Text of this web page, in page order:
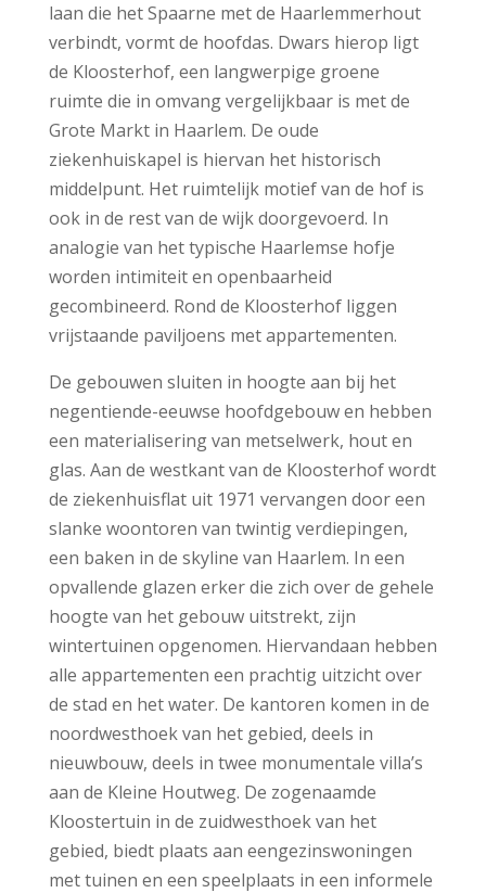
laan die het Spaarne met de Haarlemmerhout
verbindt, vormt de hoofdas. Dwars hierop ligt
de Kloosterhof, een langwerpige groene
ruimte die in omvang vergelijkbaar is met de
Grote Markt in Haarlem. De oude
ziekenhuiskapel is hiervan het historisch
middelpunt. Het ruimtelijk motief van de hof is
ook in de rest van de wijk doorgevoerd. In
analogie van het typische Haarlemse hofje
worden intimiteit en openbaarheid
gecombineerd. Rond de Kloosterhof liggen
vrijstaande paviljoens met appartementen.
De gebouwen sluiten in hoogte aan bij het
negentiende-eeuwse hoofdgebouw en hebben
een materialisering van metselwerk, hout en
glas. Aan de westkant van de Kloosterhof wordt
de ziekenhuisflat uit 1971 vervangen door een
slanke woontoren van twintig verdiepingen,
een baken in de skyline van Haarlem. In een
opvallende glazen erker die zich over de gehele
hoogte van het gebouw uitstrekt, zijn
wintertuinen opgenomen. Hiervandaan hebben
alle appartementen een prachtig uitzicht over
de stad en het water. De kantoren komen in de
noordwesthoek van het gebied, deels in
nieuwbouw, deels in twee monumentale villa’s
aan de Kleine Houtweg. De zogenaamde
Kloostertuin in de zuidwesthoek van het
gebied, biedt plaats aan eengezinswoningen
met tuinen en een speelplaats in een informele